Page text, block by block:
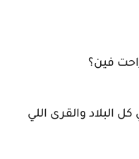
فين؟
البلاد والقرى اللي